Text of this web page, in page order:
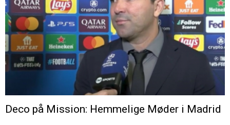
Deco på Mission: Hemmelige Møder i Madrid